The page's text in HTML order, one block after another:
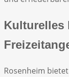
Kulturelles
Rosenheim